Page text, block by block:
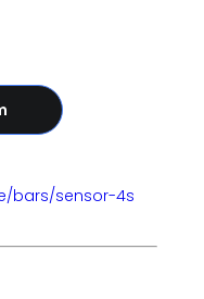
bars/sensor-4s